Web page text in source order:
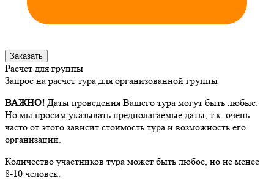
Заказать
Расчет для группы
Запрос на расчет тура для организованной группы
ВАЖНО! Даты проведения Вашего тура могут быть любые.
Но мы просим указывать предполагаемые даты, т.к. очень
часто от этого зависит стоимость тура и возможность его
организации.
Количество участников тура может быть любое, но не менее
8-10 человек.